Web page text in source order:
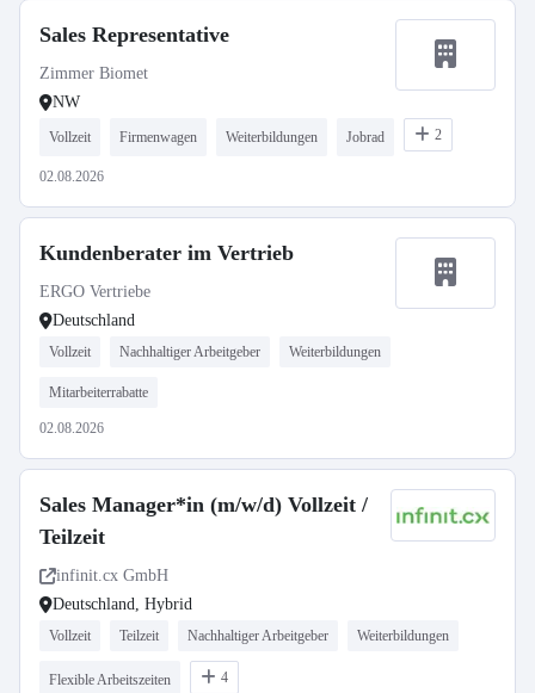
Sales Representative
Zimmer Biomet
NW
Vollzeit Firmenwagen Weiterbildungen Jobrad 2
02.08.2026
Kundenberater im Vertrieb
ERGO Vertriebe
Deutschland
Vollzeit Nachhaltiger Arbeitgeber Weiterbildungen
Mitarbeiterrabatte
02.08.2026
Sales Manager*in (m/w/d) Vollzeit /
Teilzeit
infinit.cx GmbH
Deutschland, Hybrid
Vollzeit Teilzeit Nachhaltiger Arbeitgeber Weiterbildungen
Flexible Arbeitszeiten 4